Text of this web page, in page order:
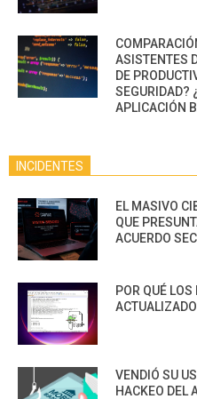
ASISTENTES
DE
SEGURIDAD?
APLICACIÓN
INCIDENTES
EL MASIVO
QUE
ACUERDO
POR QUÉ
VENDIÓ SU
HACKEO DEL